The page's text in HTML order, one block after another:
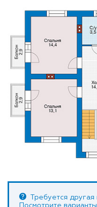
Требуется другая